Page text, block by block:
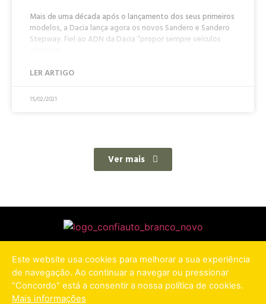
Mais de uma década após o lançamento dos seus primeiros
modelos, a Dacia lança agora os novos Sandero e Sandero
Stepway. Fiel ao ADN da Dacia “propor sempre veículos
LER ARTIGO
15/02/2021
Ver mais
POLÍTICA DE PRIVACIDADE
Este website usa cookies para melhorar a sua experiência
de navegação. Ao continuar a navegar ou pressionar
"Concordo" está a consentir a nossa política de cookies.
Mais informações